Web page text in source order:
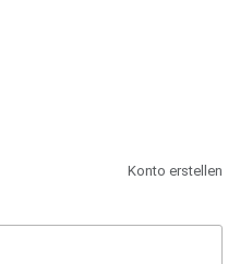
Konto erstellen